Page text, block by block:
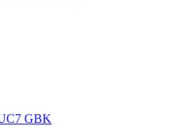
GBK